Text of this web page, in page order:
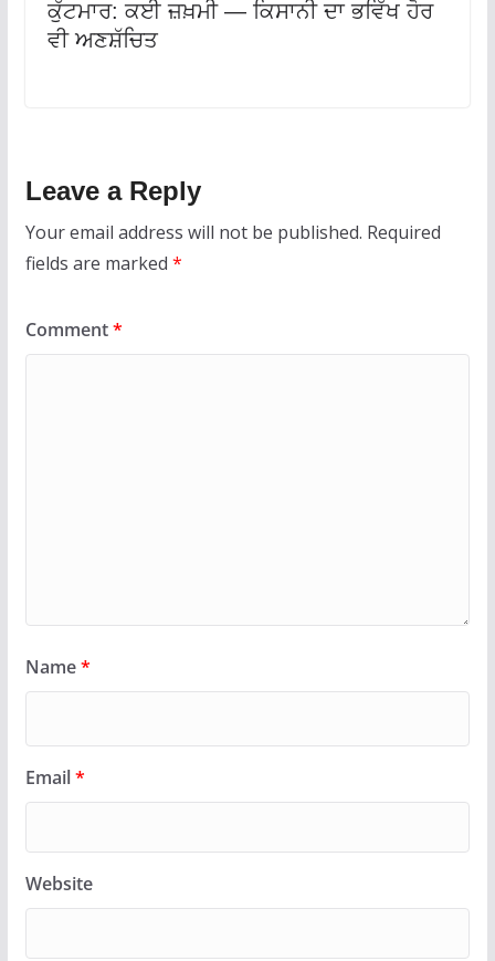
ਕੁੱਟਮਾਰ: ਕਈ ਜ਼ਖ਼ਮੀ — ਕਿਸਾਨੀ ਦਾ ਭਵਿੱਖ ਹੋਰ
ਵੀ ਅਣਸ਼ੱਚਿਤ
Leave a Reply
Your email address will not be published. Required
fields are marked *
Comment*
Name*
Email*
Website